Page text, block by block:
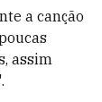
a canção
assim